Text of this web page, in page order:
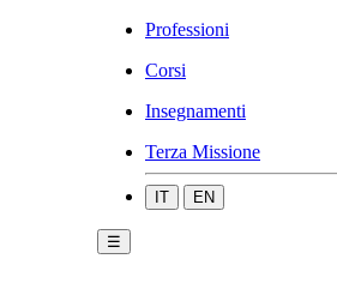
Professioni
Corsi
Insegnamenti
Terza Missione
IT EN
☰